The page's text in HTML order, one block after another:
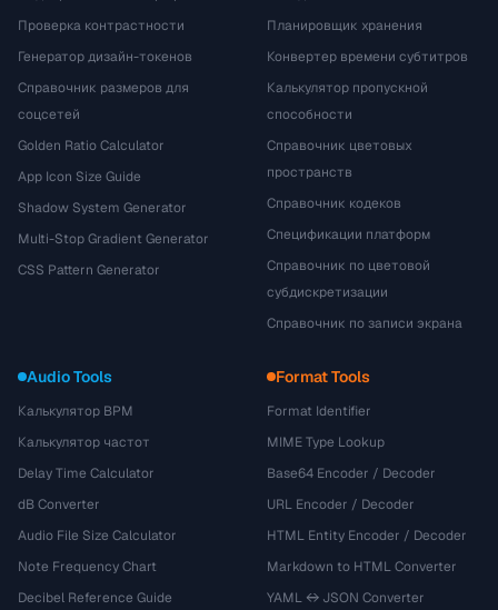
Проверка контрастности
Генератор дизайн-токенов
Справочник размеров для
соцсетей
Golden Ratio Calculator
App Icon Size Guide
Shadow System Generator
Multi-Stop Gradient Generator
CSS Pattern Generator
Планировщик хранения
Конвертер времени субтитров
Калькулятор пропускной
способности
Справочник цветовых
пространств
Справочник кодеков
Спецификации платформ
Справочник по цветовой
субдискретизации
Справочник по записи экрана
Audio Tools
Калькулятор BPM
Калькулятор частот
Delay Time Calculator
dB Converter
Audio File Size Calculator
Note Frequency Chart
Decibel Reference Guide
Format Tools
Format Identifier
MIME Type Lookup
Base64 Encoder / Decoder
URL Encoder / Decoder
HTML Entity Encoder / Decoder
Markdown to HTML Converter
YAML ↔ JSON Converter